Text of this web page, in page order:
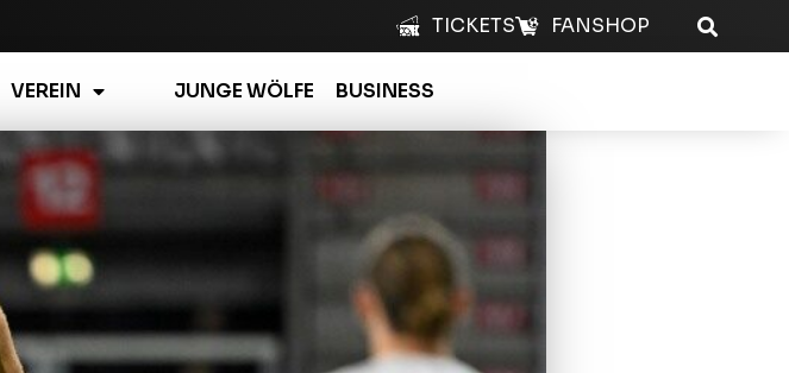
TICKETS FANSHOP
VEREIN JUNGE WÖLFE BUSINESS